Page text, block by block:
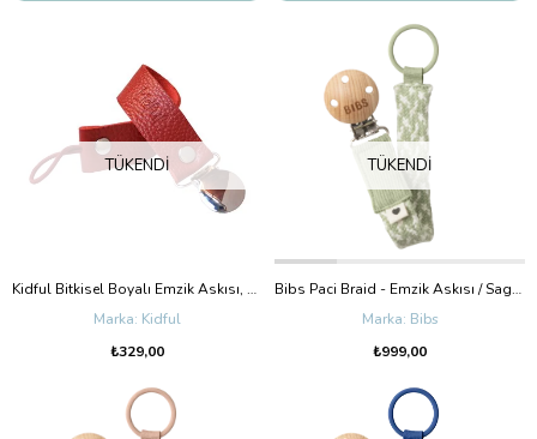
TÜKENDI
Kidful Bitkisel Boyalı Emzik Askısı, Rust
Kidful
₺329,00
TÜKENDI
Bibs Paci Braid - Emzik Askısı / Sage-Ivory
Bibs
₺999,00